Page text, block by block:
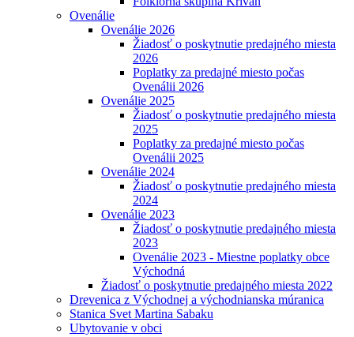
Ovenálie
Ovenálie 2026
Žiadosť o poskytnutie predajného miesta
2026
Poplatky za predajné miesto počas
Ovenálii 2026
Ovenálie 2025
Žiadosť o poskytnutie predajného miesta
2025
Poplatky za predajné miesto počas
Ovenálii 2025
Ovenálie 2024
Žiadosť o poskytnutie predajného miesta
2024
Ovenálie 2023
Žiadosť o poskytnutie predajného miesta
2023
Ovenálie 2023 - Miestne poplatky obce
Východná
Žiadosť o poskytnutie predajného miesta 2022
Drevenica z Východnej a východnianska múranica
Stanica Svet Martina Sabaku
Ubytovanie v obci